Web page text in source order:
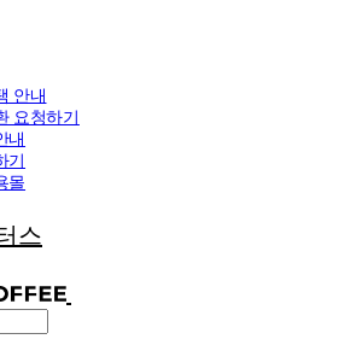
안내
요청하기
내
기
몰
스